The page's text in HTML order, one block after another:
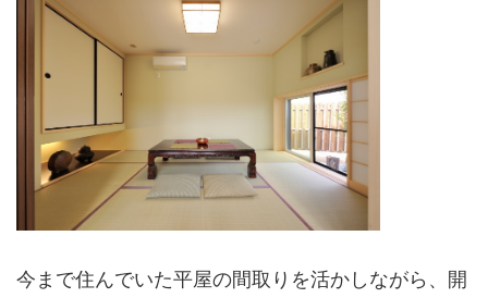
今まで住んでいた平屋の間取りを活かしながら、開